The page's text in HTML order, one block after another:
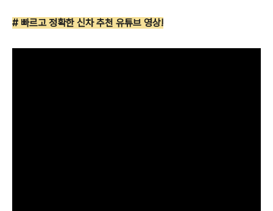
# 빠르고 정확한 신차 추천 유튜브 영상!